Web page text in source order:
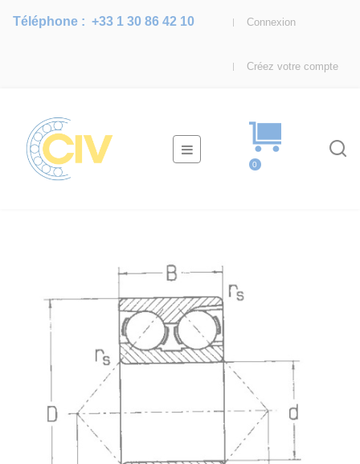
Connexion
Créez votre compte
Téléphone :+33 1 30 86 42 10
Basculer
la
☰
0